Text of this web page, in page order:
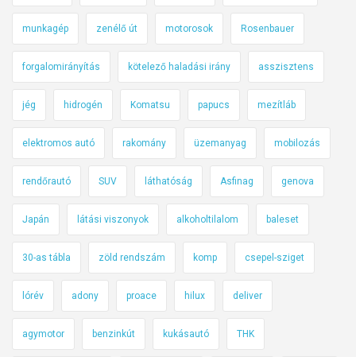
munkagép zenélő út motorosok Rosenbauer
forgalomirányítás kötelező haladási irány asszisztens
jég hidrogén Komatsu papucs mezítláb
elektromos autó rakomány üzemanyag mobilozás
rendőrautó SUV láthatóság Asfinag genova
Japán látási viszonyok alkoholtilalom baleset
30-as tábla zöld rendszám komp csepel-sziget
lórév adony proace hilux deliver
agymotor benzinkút kukásautó THK